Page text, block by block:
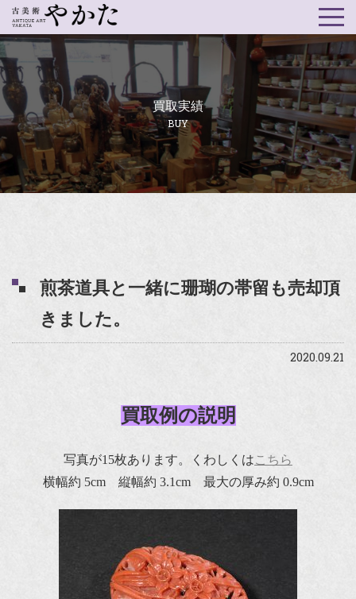
買取実績
BUY
煎茶道具と一緒に珊瑚の帯留も売却頂
きました。
2020.09.21
買取例の説明
写真が15枚あります。くわしくはこちら
横幅約 5cm 縦幅約 3.1cm 最大の厚み約 0.9cm